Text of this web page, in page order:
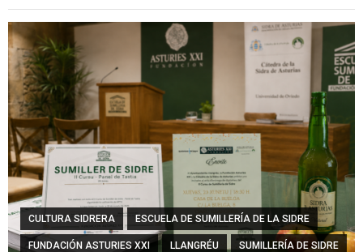
CULTURA SIDRERA ESCUELA DE SUMILLERÍA DE LA SIDRE
FUNDACIÓN ASTURIES XXI LLANGRÉU SUMILLERÍA DE SIDRE